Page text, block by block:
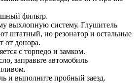
фильтр.
выхлопную систему. Глушитель
штатный, но резонатор и остальные
от донора.
с торпедо и замком.
заправьте автомобиль
и выполните пробный заезд.